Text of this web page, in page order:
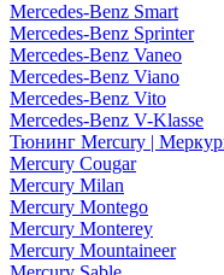
Mercedes-Benz Smart
Mercedes-Benz Sprinter
Mercedes-Benz Vaneo
Mercedes-Benz Viano
Mercedes-Benz Vito
Mercedes-Benz V-Klasse
Тюнинг Mercury |
Mercury Cougar
Mercury Milan
Mercury Montego
Mercury Monterey
Mercury Mountaineer